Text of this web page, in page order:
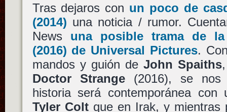
Tras dejaros con un poco de
(2014) una noticia / rumor.
News una posible trama de
(2016) de Universal Pictures.
mandos y guión de John Spaiths
Doctor Strange(2016), se nos
historia será contemporánea con
Tyler Coltque en Irak, y mientras